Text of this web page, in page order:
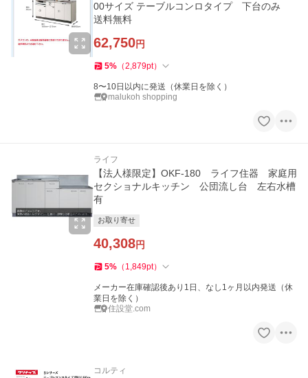
00サイズ テーブルコンロタイプ 下台のみ
送料無料
62,750円
5% （2,879pt）
8〜10日以内に発送（休業日を除く）
malukoh shopping
ライフ
【法人様限定】OKF-180 ライフ住器 家庭用
セクショナルキッチン 公団流し台 左右水槽
有
お取り寄せ
40,308円
5% （ 1,849pt）
メーカー在庫確認後あり1日、なし1ヶ月以内発送（休
業日を除く）
住設堂.com
コルティ